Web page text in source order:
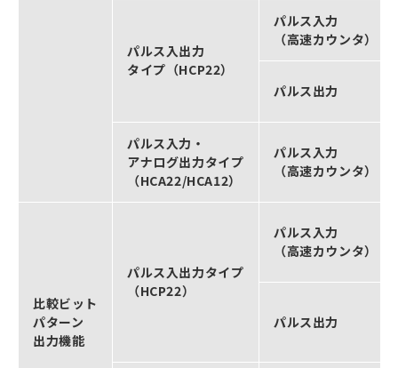
パルス入出力
タイプ（HCP22）
パルス入力
（高速カウンタ）
パルス出力
パルス入力・
アナログ出力タイプ
（HCA22/HCA12）
パルス入力
（高速カウンタ）
比較ビット
パターン
出力機能
パルス入出力タイプ
（HCP22）
パルス入力
（高速カウンタ）
パルス出力